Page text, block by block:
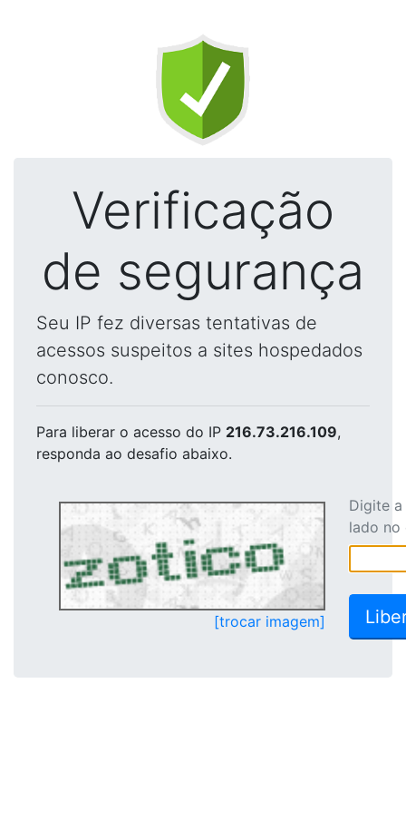
Verificação
de segurança
Seu IP fez diversas tentativas de
acessos suspeitos a sites hospedados
conosco.
Para liberar o acesso do IP 216.73.216.109,
responda ao desafio abaixo.
[trocar imagem]
Digite
lado no